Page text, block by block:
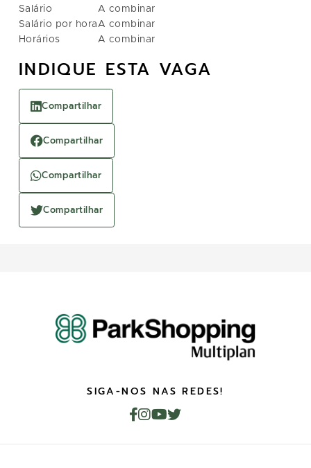
Salário
Salário por hora
Horários
A combinar
A combinar
A combinar
INDIQUE ESTA VAGA
Compartilhar
Compartilhar
Compartilhar
Compartilhar
SIGA-NOS NAS REDES!